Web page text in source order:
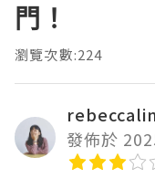
門！
瀏覽次數:224
發佈於